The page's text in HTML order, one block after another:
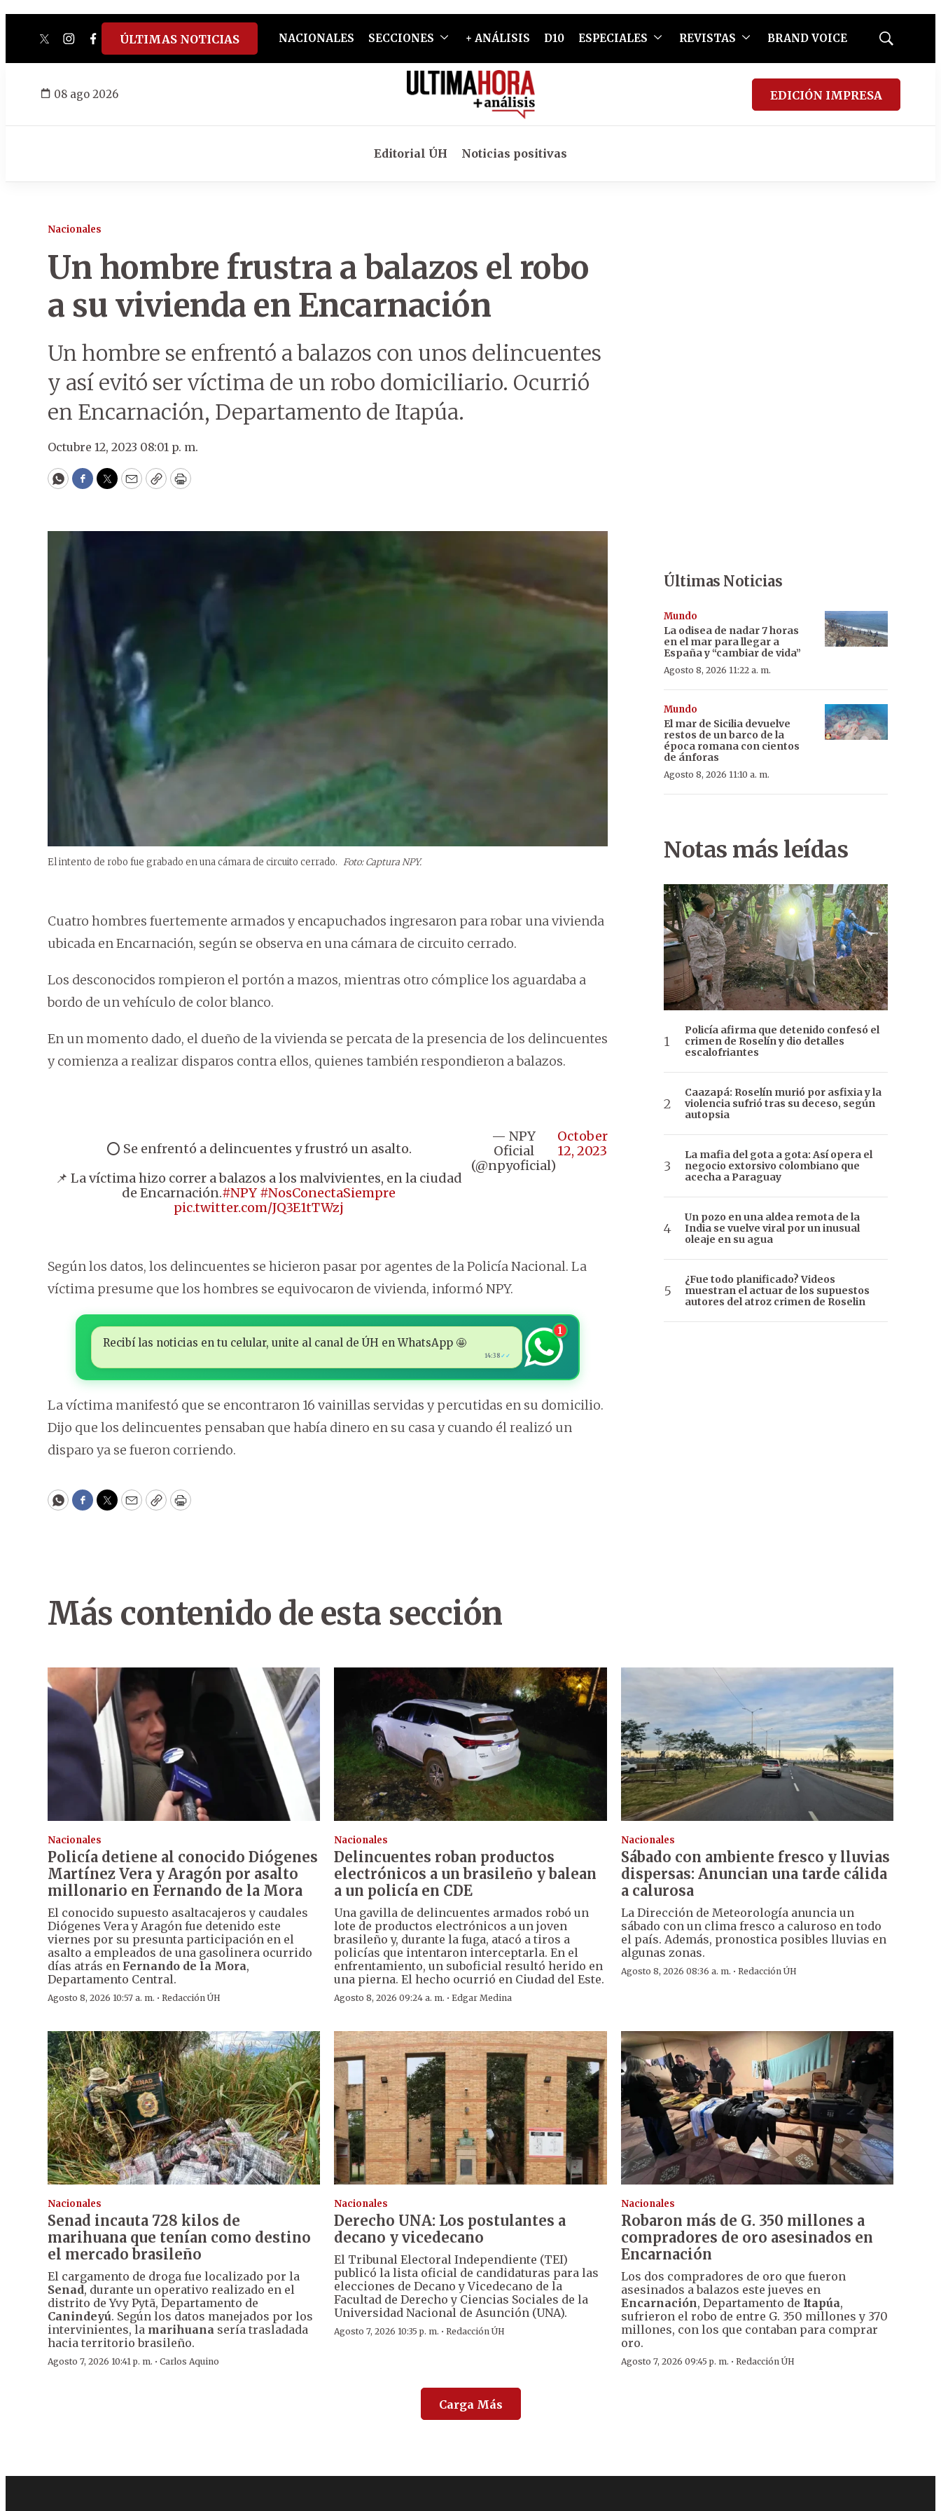
twitterinstagram
facebook
tiktokyoutube
spotify
ÚLTIMAS NOTICIAS NACIONALES SECCIONES + ANÁLISIS D10 ESPECIALES REVISTAS BRAND VOICE
Mostrar
08 ago 2026 EDICIÓN IMPRESA
Editorial ÚH Noticias positivas
Nacionales
Un hombre frustra a balazos el robo
a su vivienda en Encarnación
Un hombre se enfrentó a balazos con unos delincuentes
y así evitó ser víctima de un robo domiciliario. Ocurrió
en Encarnación, Departamento de Itapúa.
Octubre 12, 2023 08:01 p. m.
WhatsApp
Facebook
Twitter
EmailCopyPrint
El intento de robo fue grabado en una cámara de circuito cerrado. Foto: Captura NPY.
Cuatro hombres fuertemente armados y encapuchados ingresaron para robar una vivienda
ubicada en Encarnación, según se observa en una cámara de circuito cerrado.
Los desconocidos rompieron el portón a mazos, mientras otro cómplice los aguardaba a
bordo de un vehículo de color blanco.
En un momento dado, el dueño de la vivienda se percata de la presencia de los delincuentes
y comienza a realizar disparos contra ellos, quienes también respondieron a balazos.
⭕ Se enfrentó a delincuentes y frustró un asalto.
📌 La víctima hizo correr a balazos a los malvivientes, en la ciudad
de Encarnación.#NPY#NosConectaSiempre
pic.twitter.com/JQ3E1tTWzj
— NPY
Oficial
(@npyoficial)
October
12, 2023
Según los datos, los delincuentes se hicieron pasar por agentes de la Policía Nacional. La
víctima presume que los hombres se equivocaron de vivienda, informó NPY.
Recibí las noticias en tu celular, unite al canal de ÚH en WhatsApp 🤩
14:38 ✓✓
1
La víctima manifestó que se encontraron 16 vainillas servidas y percutidas en su domicilio.
Dijo que los delincuentes pensaban que había dinero en su casa y cuando él realizó un
disparo ya se fueron corriendo.
WhatsApp
Facebook
Twitter
EmailCopyPrint
Últimas Noticias
Mundo
La odisea de nadar 7 horas
en el mar para llegar a
España y “cambiar de vida”
Agosto 8, 2026 11:22 a. m.
Mundo
El mar de Sicilia devuelve
restos de un barco de la
época romana con cientos
de ánforas
Agosto 8, 2026 11:10 a. m.
Notas más leídas
Policía afirma que detenido confesó el
crimen de Roselín y dio detalles
escalofriantes
Caazapá: Roselín murió por asfixia y la
violencia sufrió tras su deceso, según
autopsia
La mafia del gota a gota: Así opera el
negocio extorsivo colombiano que
acecha a Paraguay
Un pozo en una aldea remota de la
India se vuelve viral por un inusual
oleaje en su agua
¿Fue todo planificado? Videos
muestran el actuar de los supuestos
autores del atroz crimen de Roselin
Más contenido de esta sección
Nacionales
Policía detiene al conocido Diógenes
Martínez Vera y Aragón por asalto
millonario en Fernando de la Mora
El conocido supuesto asaltacajeros y caudales
Diógenes Vera y Aragón fue detenido este
viernes por su presunta participación en el
asalto a empleados de una gasolinera ocurrido
días atrás en Fernando de la Mora,
Departamento Central.
Agosto 8, 2026 10:57 a. m. · Redacción ÚH
Nacionales
Delincuentes roban productos
electrónicos a un brasileño y balean
a un policía en CDE
Una gavilla de delincuentes armados robó un
lote de productos electrónicos a un joven
brasileño y, durante la fuga, atacó a tiros a
policías que intentaron interceptarla. En el
enfrentamiento, un suboficial resultó herido en
una pierna. El hecho ocurrió en Ciudad del Este.
Agosto 8, 2026 09:24 a. m. ·Edgar Medina
Nacionales
Sábado con ambiente fresco y lluvias
dispersas: Anuncian una tarde cálida
a calurosa
La Dirección de Meteorología anuncia un
sábado con un clima fresco a caluroso en todo
el país. Además, pronostica posibles lluvias en
algunas zonas.
Agosto 8, 2026 08:36 a. m. · Redacción ÚH
Nacionales
Senad incauta 728 kilos de
marihuana que tenían como destino
el mercado brasileño
El cargamento de droga fue localizado por la
Senad, durante un operativo realizado en el
distrito de Yvy Pytã, Departamento de
Canindeyú. Según los datos manejados por los
intervinientes, la marihuana sería trasladada
hacia territorio brasileño.
Agosto 7, 2026 10:41 p. m. · Carlos Aquino
Nacionales
Derecho UNA: Los postulantes a
decano y vicedecano
El Tribunal Electoral Independiente (TEI)
publicó la lista oficial de candidaturas para las
elecciones de Decano y Vicedecano de la
Facultad de Derecho y Ciencias Sociales de la
Universidad Nacional de Asunción (UNA).
Agosto 7, 2026 10:35 p. m. ·Redacción ÚH
Nacionales
Robaron más de G. 350 millones a
compradores de oro asesinados en
Encarnación
Los dos compradores de oro que fueron
asesinados a balazos este jueves en
Encarnación, Departamento de Itapúa,
sufrieron el robo de entre G. 350 millones y 370
millones, con los que contaban para comprar
oro.
Agosto 7, 2026 09:45 p. m. · Redacción ÚH
Carga Más